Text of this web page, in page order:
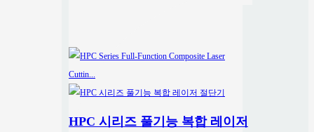
HPC 시리즈 풀기능 복합 레이저